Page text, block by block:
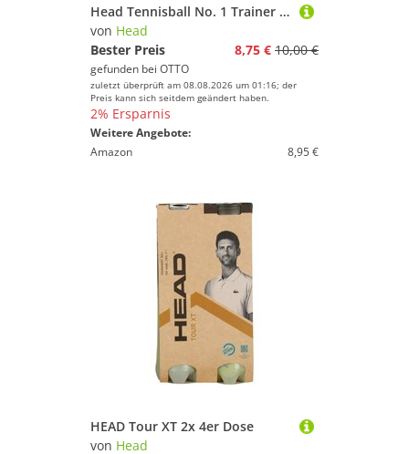
Head Tennisball No. 1 Trainer Dose 4er
von Head
Bester Preis
8,75 € 10,00 €
gefunden bei OTTO
zuletzt überprüft am 08.08.2026 um 01:16; der
Preis kann sich seitdem geändert haben.
2% Ersparnis
Weitere Angebote:
Amazon
8,95 €
HEAD Tour XT 2x 4er Dose
von Head